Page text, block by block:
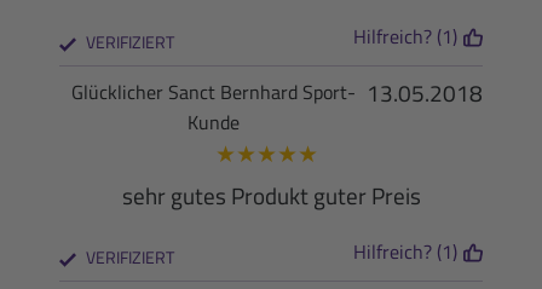
VERIFIZIERT Hilfreich? (1)
13.05.2018
Glücklicher Sanct Bernhard Sport-
Kunde
★★★★★
sehr gutes Produkt guter Preis
VERIFIZIERT Hilfreich? (1)